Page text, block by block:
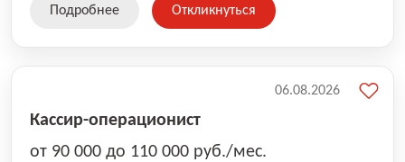
Подробнее Откликнуться
Кассир-операционист
от 90 000 до 110 000 руб./мес.
06.08.2026